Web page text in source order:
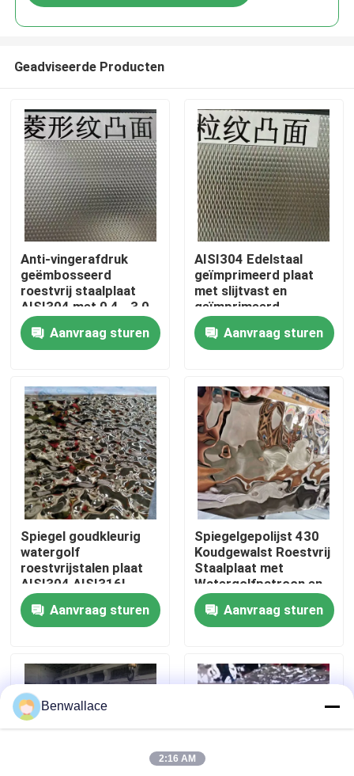
Huis
Video's
Over ons
fabriekstour
Kwaliteitscontrole
Neem contact met ons op
Nieuws
Gevallen
Geadviseerde Producten
Anti-vingerafdruk
geëmbosseerd
roestvrij staalplaat
AISI304 met 0,4 - 3,0
mm dikte voor
architecturale
toepassingen
Aanvraag sturen
AISI304 Edelstaal
geïmprimeerd plaat
met slijtvast en
geïmprimeerd
oppervlak voor
decoratieve
toepassingen
Aanvraag sturen
Spiegel goudkleurig
watergolf
roestvrijstalen plaat
AISI304 AISI316L
voor plafonddecoratie
Aanvraag sturen
Spiegelgepolijst 430
Koudgewalst Roestvrij
Staalplaat met
Watergolfpatroon en
PVD-kleur
Aanvraag sturen
Benwallace
2:16 AM